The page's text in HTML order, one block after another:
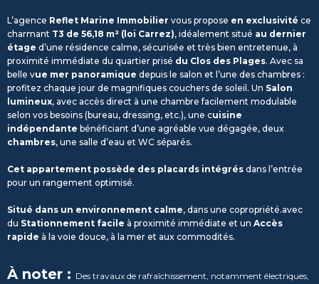
L’agence Reflet Marine Immobilier vous propose en exclusivité ce
charmant T3 de 56,18 m² (loi Carrez), idéalement situé au dernier
étage d’une résidence calme, sécurisée et très bien entretenue, à
proximité immédiate du quartier prisé du Clos des Plages. Avec sa
belle vue mer panoramique depuis le salon et l’une des chambres :
profitez chaque jour de magnifiques couchers de soleil. Un Salon
lumineux, avec accès direct à une chambre facilement modulable
selon vos besoins (bureau, dressing, etc.), une cuisine
indépendante bénéficiant d’une agréable vue dégagée, deux
chambres, une salle d’eau et WC séparés.
Cet appartement possède des placards intégrés dans l’entrée
pour un rangement optimisé.
Situé dans un environnement calme, dans une copropriété.avec
du Stationnement facile à proximité immédiate et un Accès
rapide à la voie douce, à la mer et aux commodités.
À noter : Des travaux de rafraîchissement, notamment électriques,